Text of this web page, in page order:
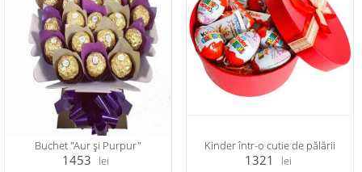
Buchet "Aur și Purpur"
1453 lei
Kinder într-o cutie de pălării
1321 lei